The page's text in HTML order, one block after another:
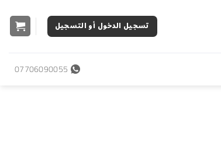
تسجيل الدخول أو التسجيل
07706090055